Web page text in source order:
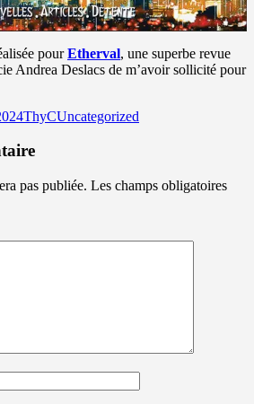
pourEtherval, une superbe revue
Andrea Deslacs de m’avoir sollicité pour
Auteur
ThyCCatégories
Uncategorized
pas publiée. Les champs obligatoires